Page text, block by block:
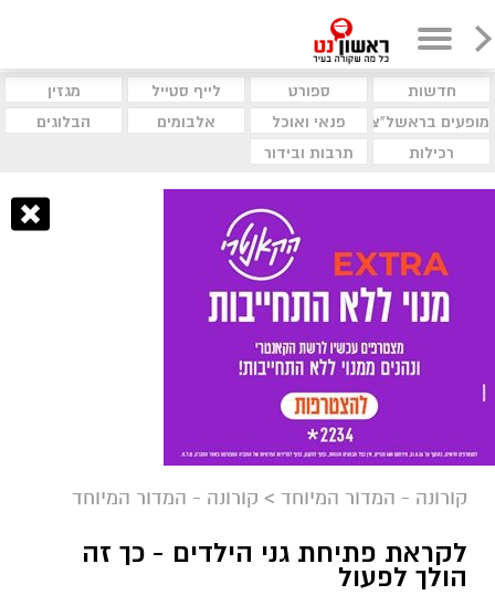
חדשות ספורט לייף סטייל
מגזין
מופעים בראשל"צ
פנאי ואוכל אלבומים
הבלוגים
רכילות
תרבות ובידור
קורונה - המדור המיוחד > קורונה - המדור המיוחד
לקראת פתיחת גני הילדים - כך זה
הולך לפעול